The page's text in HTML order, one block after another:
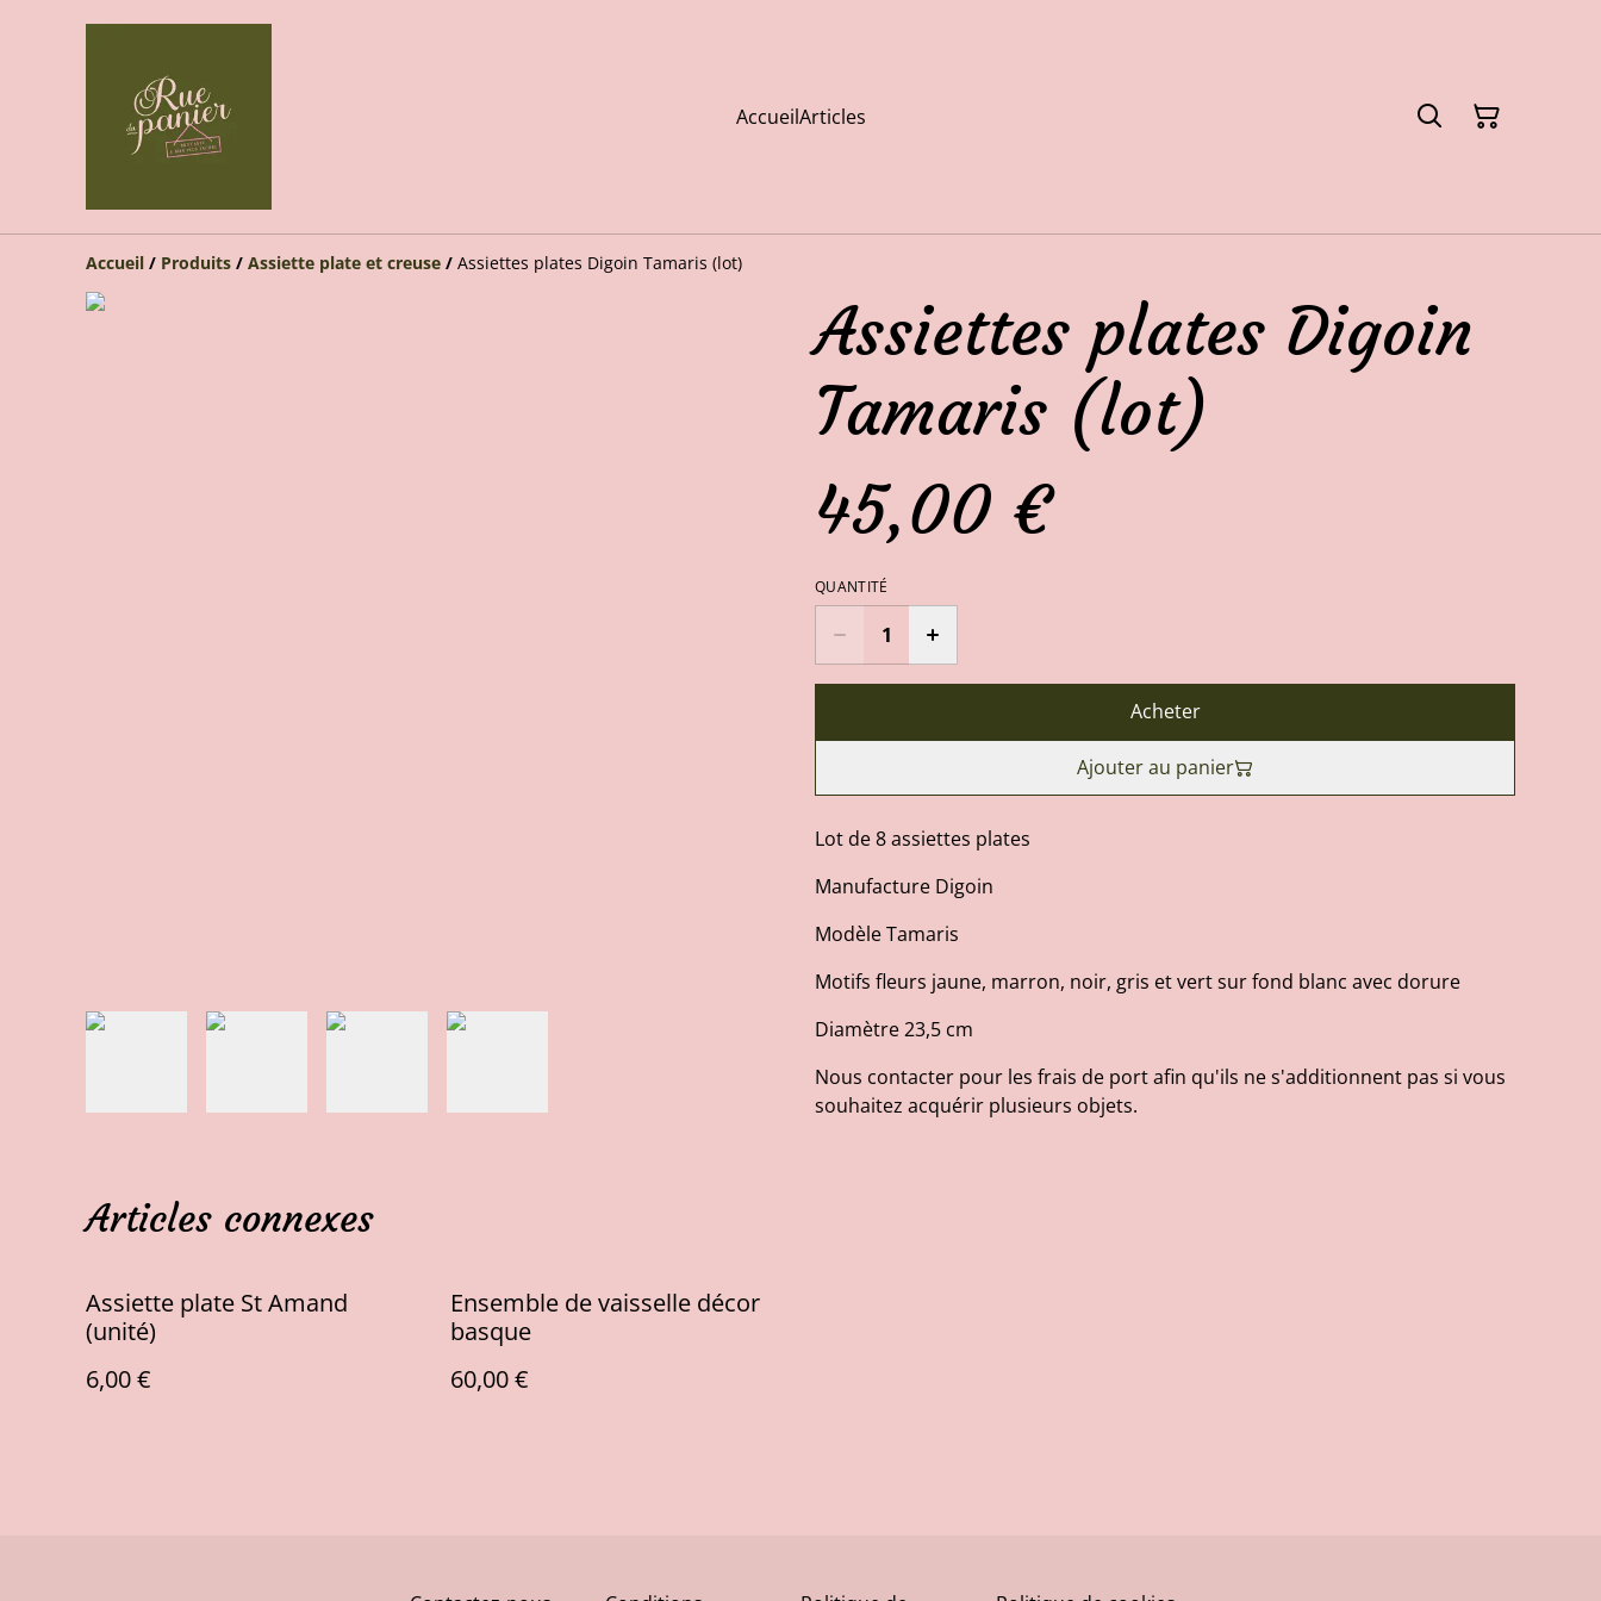
AccueilArticles
Accueil / Produits / Assiette plate et creuse / Assiettes plates Digoin Tamaris (lot)
Assiettes plates Digoin
Tamaris (lot)
45,00 €
QUANTITÉ
Acheter
Ajouter au panier
Lot de 8 assiettes plates
Manufacture Digoin
Modèle Tamaris
Motifs fleurs jaune, marron, noir, gris et vert sur fond blanc avec dorure
Diamètre 23,5 cm
Nous contacter pour les frais de port afin qu'ils ne s'additionnent pas si vous
souhaitez acquérir plusieurs objets.
Articles connexes
Assiette plate St Amand
(unité)
6,00 €
Ensemble de vaisselle décor
basque
60,00 €